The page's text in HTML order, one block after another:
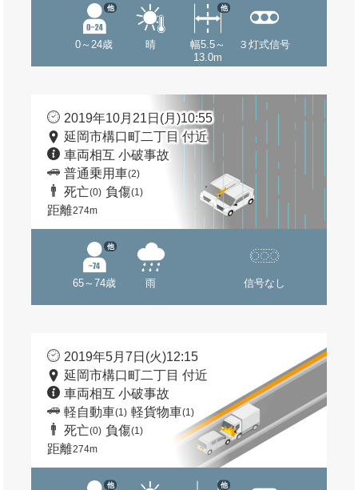
0～24歳
他
晴
幅5.5～
13.0m
他
３灯式信号
2019年10月21日(月)10:55
延岡市構口町二丁目 付近
車両相互 小破事故
普通乗用車(2)
死亡(0) 負傷(1)
距離274m
65～74歳
他
雨 信号なし
2019年5月7日(火)12:15
延岡市構口町二丁目 付近
車両相互 小破事故
軽自動車(1) 軽貨物車(1)
死亡(0) 負傷(1)
距離274m
他 他